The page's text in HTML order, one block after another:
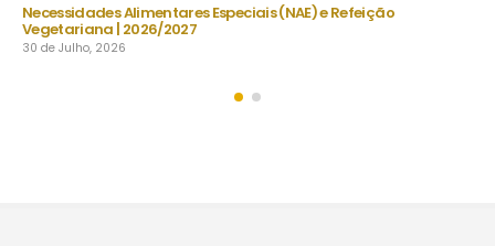
Necessidades Alimentares Especiais (NAE) e Refeição
Vegetariana | 2026/2027
30 de Julho, 2026